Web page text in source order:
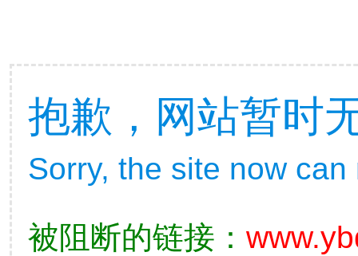
抱歉，网站暂时
Sorry, the site now
被阻断的链接：